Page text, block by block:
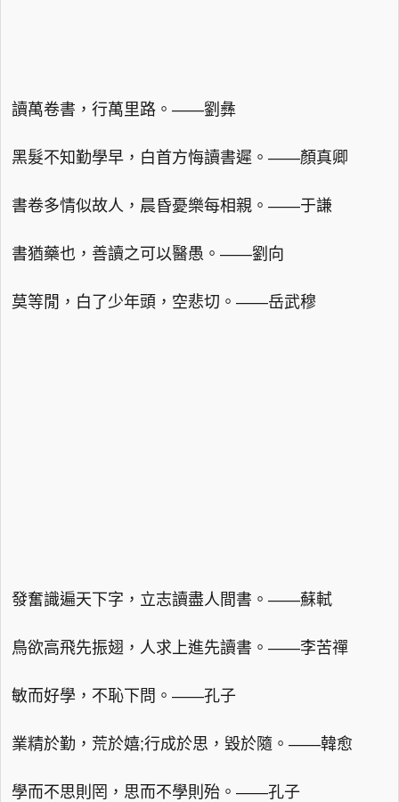
讀萬卷書，行萬里路。——劉彝
黑髮不知勤學早，白首方悔讀書遲。——顏真卿
書卷多情似故人，晨昏憂樂每相親。——于謙
書猶藥也，善讀之可以醫愚。——劉向
莫等閒，白了少年頭，空悲切。——岳武穆
發奮識遍天下字，立志讀盡人間書。——蘇軾
鳥欲高飛先振翅，人求上進先讀書。——李苦禪
敏而好學，不恥下問。——孔子
業精於勤，荒於嬉;行成於思，毀於隨。——韓愈
學而不思則罔，思而不學則殆。——孔子